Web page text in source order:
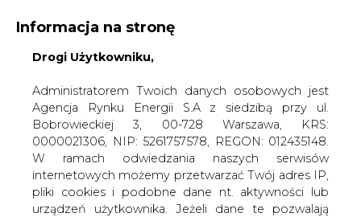
KONTAKT:
WYDAWCA PORTALU:
WYSOKI KONTRAST WIELKOŚĆ TEKSTU A A
ZALOGUJ SIĘ
Informacja na stronę
Drogi Użytkowniku,
Administratorem Twoich danych osobowych jest
Agencja Rynku Energii S.A z siedzibą przy ul.
Bobrowieckiej 3, 00-728 Warszawa, KRS:
0000021306, NIP: 5261757578, REGON: 012435148.
W ramach odwiedzania naszych serwisów
internetowych możemy przetwarzać Twój adres IP,
pliki cookies i podobne dane nt. aktywności lub
urządzeń użytkownika. Jeżeli dane te pozwalają